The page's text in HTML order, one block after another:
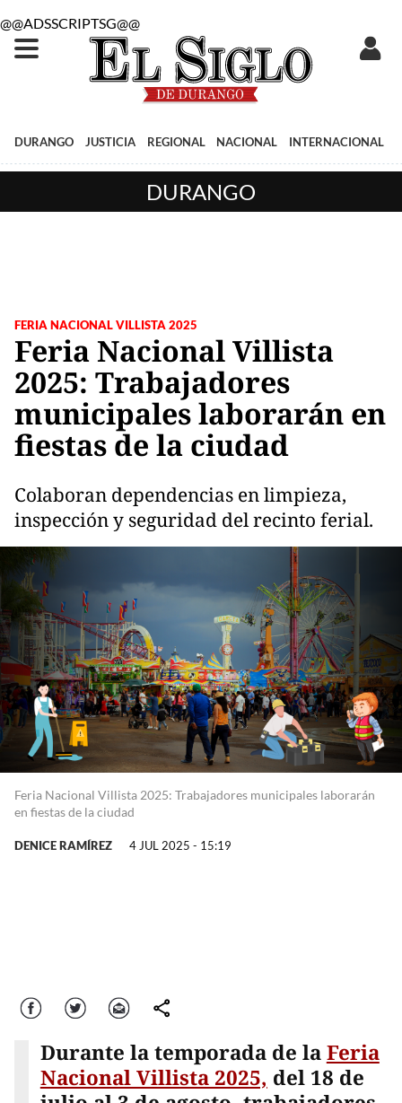
@@ADSSCRIPTSG@@
DURANGO JUSTICIA REGIONAL NACIONAL INTERNACIONAL
DURANGO
FERIA NACIONAL VILLISTA 2025
Feria Nacional Villista
2025: Trabajadores
municipales laborarán en
fiestas de la ciudad
Colaboran dependencias en limpieza,
inspección y seguridad del recinto ferial.
Feria Nacional Villista 2025: Trabajadores municipales laborarán
en fiestas de la ciudad
DENICE RAMÍREZ 4 JUL 2025 - 15:19
Facebook Twitter Correo comparte
Durante la temporada de laFeria
Nacional Villista 2025, del 18 de